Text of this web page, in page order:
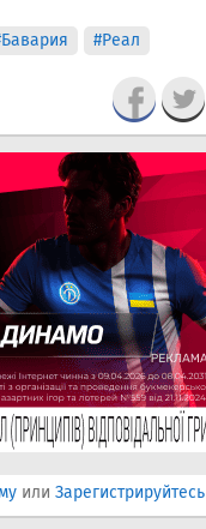
#Реал
или Зарегистрируйтесь